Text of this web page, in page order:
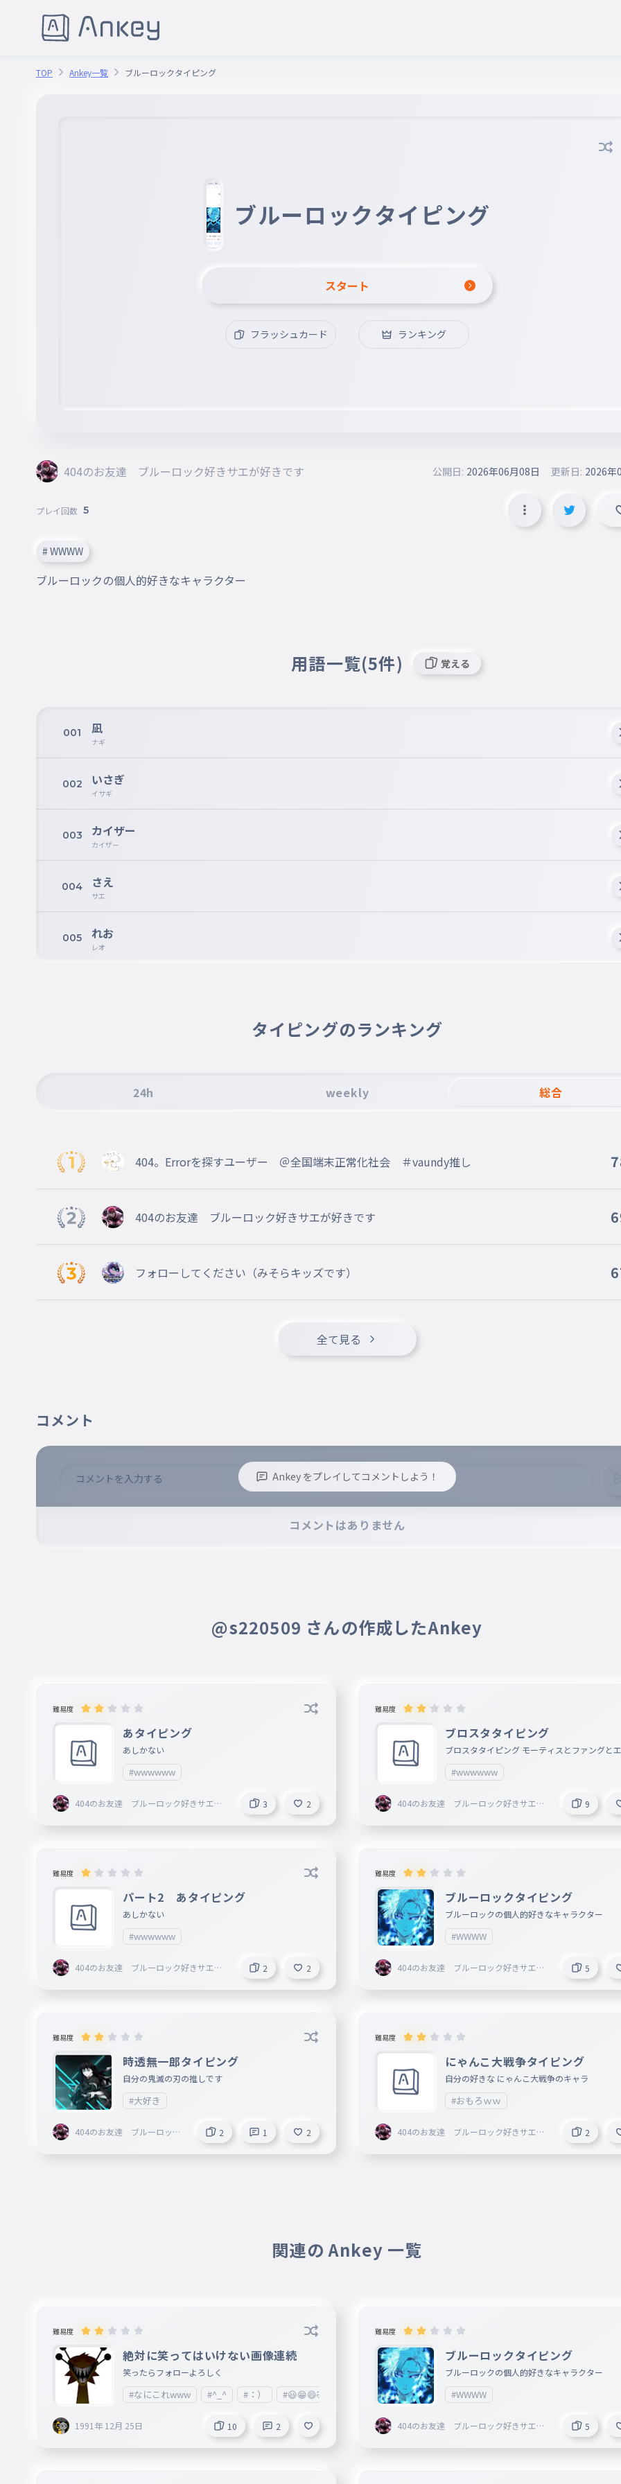
TOP Ankey一覧 ブルーロックタイピング
ブルーロックタイピング
スタート
フラッシュカード ランキング
404のお友達 ブルーロック好きサエが好きです 公開日: 2026年06月08日 更新日: 2026年
プレイ回数 5
# WWWW
ブルーロックの個人的好きなキャラクター
用語一覧(5件) 覚える
001 凪
ナギ
002 いさぎ
イサギ
003 カイザー
カイザー
004 さえ
サエ
005 れお
レオ
タイピングのランキング
24h weekly 総合
404。Errorを探すユーザー ＠全国端末正常化社会 ＃vaundy推し
404のお友達 ブルーロック好きサエが好きです
フォローしてください（みそらキッズです）
全て見る
コメント
Ankey をプレイしてコメントしよう！
コメントはありません
@s220509 さんの作成したAnkey
難易度
あタイピング
あしかない
#wwwwww
404のお友達 ブルーロック好きサエが
3 2
難易度
ブロスタタイピング
ブロスタタイピング モーティスとファングと
ーが2000トロ モーティス大好き
#wwwwww
404のお友達 ブルーロック好きサエが
9
難易度
パート2 あタイピング
あしかない
#wwwwww
404のお友達 ブルーロック好きサエが
2 2
難易度
ブルーロックタイピング
ブルーロックの個人的好きなキャラクター
#WWWW
404のお友達 ブルーロック好きサエが
5
難易度
時透無一郎タイピング
自分の鬼滅の刃の推しです
#大好き
404のお友達 ブルーロック
2 1 2
難易度
にゃんこ大戦争タイピング
自分の好きな にゃんこ大戦争のキャラ
#おもろｗｗ
404のお友達 ブルーロック好きサエが
2
関連の Ankey 一覧
難易度
絶対に笑ってはいけない画像連続
笑ったらフォローよろしく
#なにこれwww #^_^ #：） #😃😁😄🤣🙂 #面白い #ゲーム #WWWW
1991年 12月 25日 10 2
難易度
ブルーロックタイピング
ブルーロックの個人的好きなキャラクター
#WWWW
404のお友達 ブルーロック好きサエが
5